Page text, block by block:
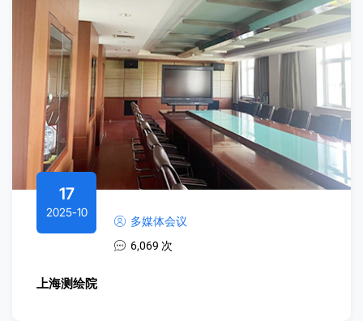
17
2025-10
多媒体会议
6,069 次
上海测绘院